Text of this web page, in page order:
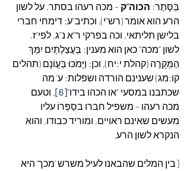
בַּסָּתֶר; הכוה”ק – מכה רעהו בסתר. על לשון
הרע הוא אומר (רש”י), וכתיב”ע: דימחי חברי
בלישן תליתאי, וכה בפרקי ר”א נ”ג. לפי”ז,
לשון “מכה” כאן הוא מענין: בַּעֲצַלְתַּיִם יִמַּךְ
הַמְּקָרֶה (קהלת י:יח), וכן: וַיָּמֹכּוּ בַּעֲוֹנָם (תהלים
קו:מג) שענינם הורדה ושפלות; ע’ מה
שכתבנו במסעי “או הכהו בידו”[6]
. וטעם
מכה רעהו – משפיל חברו בסַפְּרוֹ עליו
מעשים שאינם ראויים, ומוריד כבודו, והוא
הנקרא לשון הרע.
[בין המלים שהבאנו לעיל משרש ‘מכך’ היא